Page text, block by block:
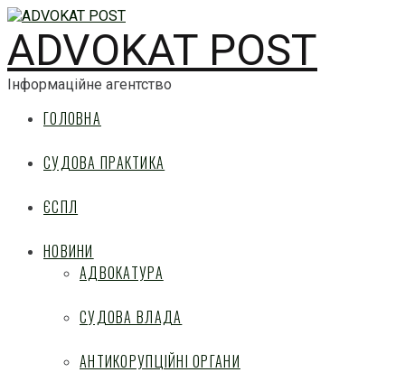
ADVOKAT POST
Інформаційне агентство
ГОЛОВНА
СУДОВА ПРАКТИКА
ЄСПЛ
НОВИНИ
АДВОКАТУРА
СУДОВА ВЛАДА
АНТИКОРУПЦІЙНІ ОРГАНИ